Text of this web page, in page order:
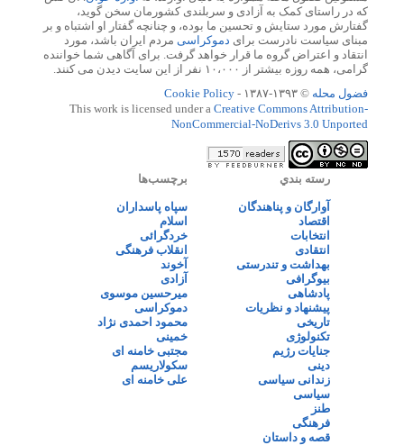
که در راستای کمک به آزادی و سربلندی کشورمان سخن گوید،
گفتارش مورد ستایش و تحسین ما بوده، و چنانچه گفتار او اشتباه و بر
مبنای سیاست نادرست برای دموکراسی مردم ایران باشد، مورد
انتقاد و اعتراض گروه ما قرار خواهد گرفت. برای آگاهی شما خواننده
گرامی، همه روزه بیشتر از ۱۰،۰۰۰ نفر از این سایت دیدن می کنند.
فضول محله © ۱۳۹۳-۱۳۸۷ -
Cookie Policy
This work is licensed under a Creative Commons Attribution-
NonCommercial-NoDerivs 3.0 Unported
رسته بندي
آوارگان و پناهندگان
اقتصاد
انتخابات
انتقادی
بهداشت و تندرستی
بیوگرافی
پادشاهی
پیشنهاد و نظریات
تاریخی
تکنولوژی
جنایات رژیم
دینی
زندانی سیاسی
سیاسی
طنز
فرهنگی
قصه و داستان
برچسب‌ها
سپاه پاسداران
اسلام
خردگرائی
انقلاب فرهنگی
آخوند
آزادی
میرحسین موسوی
دموکراسی
محمود احمدی نژاد
خمینی
مجتبی خامنه ای
سکولاریسم
علی خامنه ای